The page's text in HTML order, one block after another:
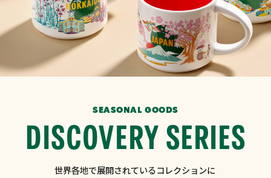
SEASONAL GOODS
DISCOVERY SERIES
世界各地で展開されているコレクションに